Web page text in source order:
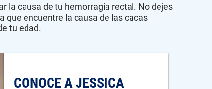
la causa de tu hemorragia rectal. No dejes
que encuentre la causa de las cacas
tu edad.
CONOCE A JESSICA